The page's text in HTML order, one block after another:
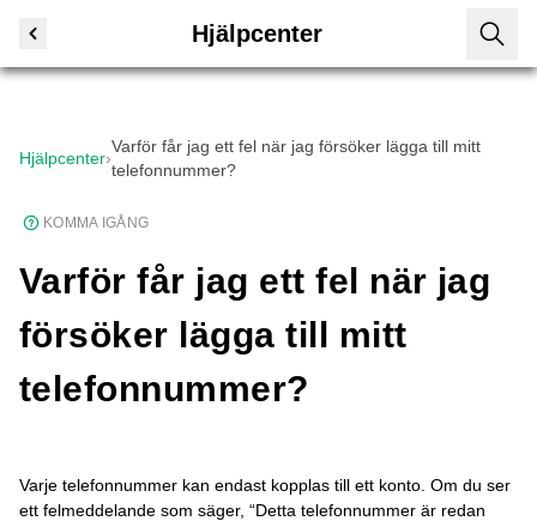
Hjälpcenter
Hjälpcenter›
Varför får jag ett fel när jag försöker lägga till mitt
telefonnummer?
KOMMA IGÅNG
Varför får jag ett fel när jag
försöker lägga till mitt
telefonnummer?
Varje telefonnummer kan endast kopplas till ett konto. Om du ser
ett felmeddelande som säger, “Detta telefonnummer är redan